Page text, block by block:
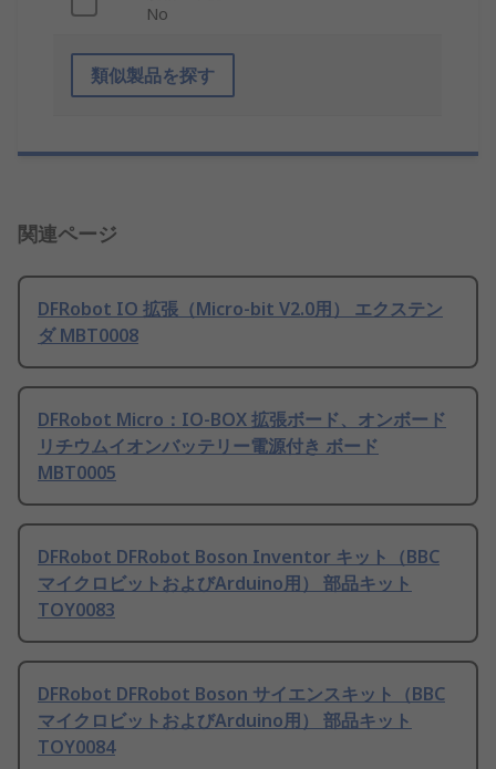
No
類似製品を探す
関連ページ
DFRobot IO 拡張（Micro-bit V2.0用） エクステン
ダ MBT0008
DFRobot Micro：IO-BOX 拡張ボード、オンボード
リチウムイオンバッテリー電源付き ボード
MBT0005
DFRobot DFRobot Boson Inventor キット（BBC
マイクロビットおよびArduino用） 部品キット
TOY0083
DFRobot DFRobot Boson サイエンスキット（BBC
マイクロビットおよびArduino用） 部品キット
TOY0084